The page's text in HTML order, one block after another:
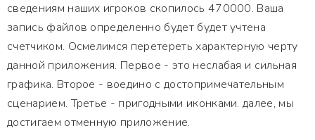
сведениям наших игроков скопилось 470000. Ваша
запись файлов определенно будет будет учтена
счетчиком. Осмелимся перетереть характерную черту
данной приложения. Первое - это неслабая и сильная
графика. Второе - воедино с достопримечательным
сценарием. Третье - пригодными иконками. далее, мы
достигаем отменную приложение.